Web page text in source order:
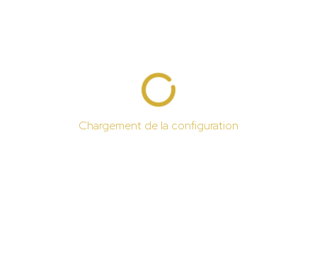
Chargement de la configuration